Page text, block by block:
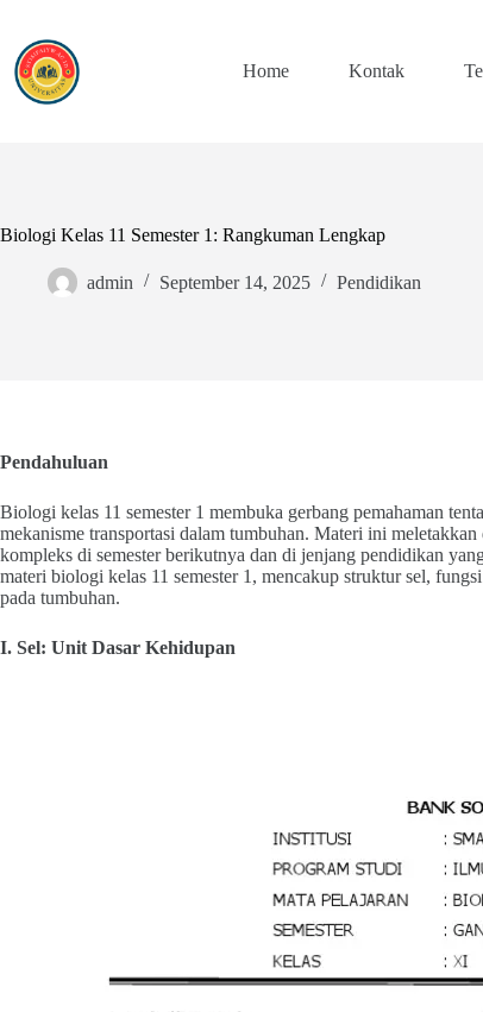
content
Home
Kontak
Biologi Kelas 11 Semester 1: Rangkuman Lengkap
admin September 14, 2025 Pendidikan
Pendahuluan
Biologi kelas 11 semester 1 membuka gerbang pemahaman
mekanisme transportasi dalam tumbuhan. Materi ini
kompleks di semester berikutnya dan di jenjang pendidikan
materi biologi kelas 11 semester 1, mencakup struktur sel,
pada tumbuhan.
I. Sel: Unit Dasar Kehidupan